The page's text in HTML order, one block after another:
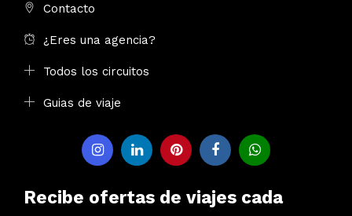
Contacto
¿Eres una agencia?
Todos los circuitos
Guias de viaje
Recibe ofertas de viajes cada